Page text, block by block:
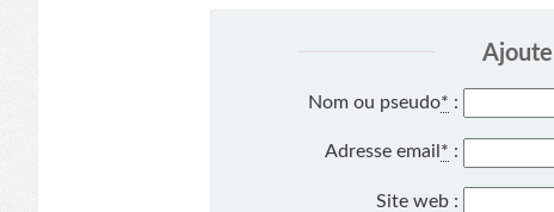
Nom ou pseudo* :
Adresse email * :
Site web :